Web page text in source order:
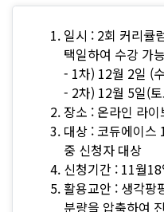
일시 : 2회 커리큘
택일하여 수강 가능
- 1차) 12월 2일 (
- 2차) 12월 5일(
장소 : 온라인 라이
대상 : 코듀에이스
중 신청자 대상
신청기간 : 11월
활용교안 : 생각
분량을 압축하여